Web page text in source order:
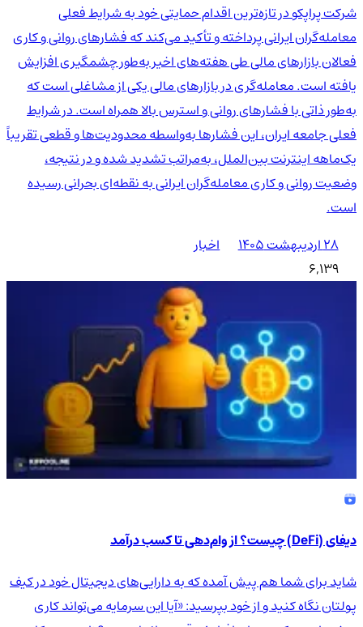
شرکت پراپکو در تازه‌ترین اقدام حمایتی خود به شرایط فعلی
معامله‌گران ایرانی پرداخته و تأکید می‌کند که فشارهای روانی و کاری
فعالان بازارهای مالی طی هفته‌های اخیر به‌طور چشمگیری افزایش
یافته است. معامله‌گری در بازارهای مالی یکی از مشاغلی است که
به‌طور ذاتی با فشارهای روانی و استرس بالا همراه است. در شرایط
فعلی جامعه ایران، این فشارها به‌واسطه محدودیت‌ها و قطعی تقریباً
یک‌ماهه اینترنت بین‌الملل، به‌مراتب تشدید شده و در نتیجه،
وضعیت روانی و کاری معامله‌گران ایرانی به نقطه‌ای بحرانی رسیده
است.
۲۸ اردیبهشت ۱۴۰۵
اخبار
6,139
دیفای (DeFi) چیست؟ از وام‌دهی تا کسب درآمد
شاید برای شما هم پیش آمده که به دارایی‌های دیجیتال خود در کیف
پولتان نگاه کنید و از خود بپرسید: «آیا این سرمایه می‌تواند کاری